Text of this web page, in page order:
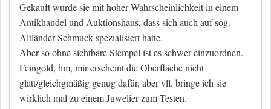
Gekauft wurde sie mit hoher Wahrscheinlichkeit in einem
Antikhandel und Auktionshaus, dass sich auch auf sog.
Altländer Schmuck spezialisiert hatte.
Aber so ohne sichtbare Stempel ist es schwer einzuordnen.
Feingold, hm, mir erscheint die Oberfläche nicht
glatt/gleichgmäßig genug dafür, aber vll. bringe ich sie
wirklich mal zu einem Juwelier zum Testen.